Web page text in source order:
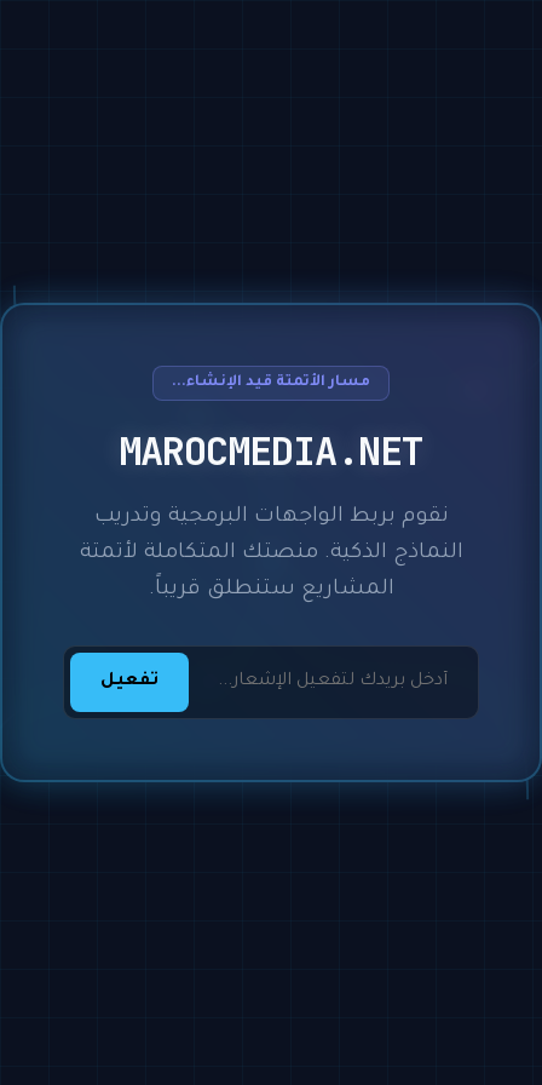
مسار الأتمتة قيد الإنشاء...
MAROCMEDIA.NET
نقوم بربط الواجهات البرمجية وتدريب
النماذج الذكية. منصتك المتكاملة لأتمتة
المشاريع ستنطلق قريباً.
تفعيل